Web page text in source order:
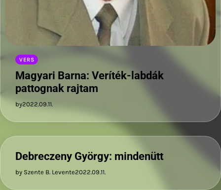
VERS
Magyari Barna: Veríték-labdák
pattognak rajtam
by2022.09.11.
Debreczeny György: mindenütt
by Szente B. Levente2022.09.11.